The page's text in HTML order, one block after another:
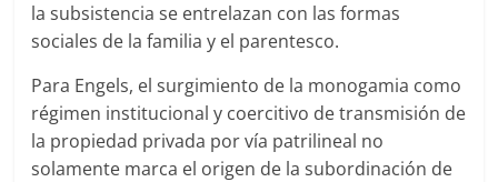
la subsistencia se entrelazan con las formas
sociales de la familia y el parentesco.
Para Engels, el surgimiento de la monogamia como
régimen institucional y coercitivo de transmisión de
la propiedad privada por vía patrilineal no
solamente marca el origen de la subordinación de